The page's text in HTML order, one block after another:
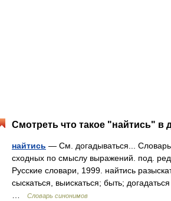
Смотреть что такое "найтись" в
найтись — См. догадываться...
сходных по смыслу выражений. под.
Русские словари, 1999. найтись
сыскаться, выискаться; быть;
Словарь синонимов